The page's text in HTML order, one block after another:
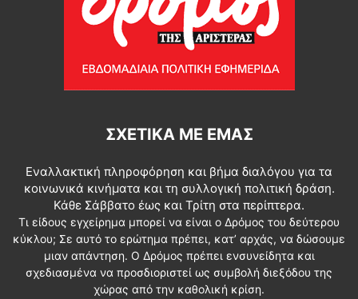
ΣΧΕΤΙΚΆ ΜΕ ΕΜΆΣ
Εναλλακτική πληροφόρηση και βήμα διαλόγου για τα
κοινωνικά κινήματα και τη συλλογική πολιτική δράση.
Κάθε Σάββατο έως και Τρίτη στα περίπτερα.
Τι είδους εγχείρημα μπορεί να είναι ο Δρόμος του δεύτερου
κύκλου; Σε αυτό το ερώτημα πρέπει, κατ’ αρχάς, να δώσουμε
μιαν απάντηση. Ο Δρόμος πρέπει ενσυνείδητα και
σχεδιασμένα να προσδιοριστεί ως συμβολή διεξόδου της
χώρας από την καθολική κρίση.